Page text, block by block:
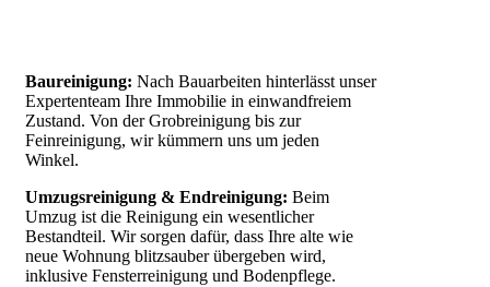
Baureinigung: Nach Bauarbeiten hinterlässt unser
Expertenteam Ihre Immobilie in einwandfreiem
Zustand. Von der Grobreinigung bis zur
Feinreinigung, wir kümmern uns um jeden
Winkel.
Umzugsreinigung & Endreinigung: Beim
Umzug ist die Reinigung ein wesentlicher
Bestandteil. Wir sorgen dafür, dass Ihre alte wie
neue Wohnung blitzsauber übergeben wird,
inklusive Fensterreinigung und Bodenpflege.